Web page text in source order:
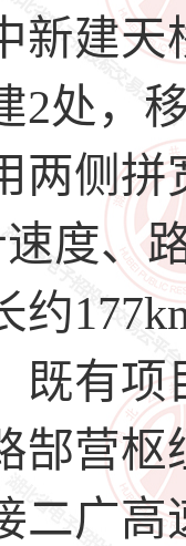
新建
2处，
两侧
速度、
约
既有
郜营
二广